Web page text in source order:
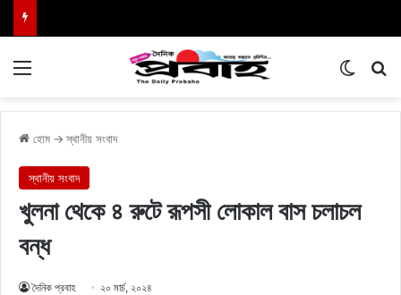
হোম → স্থানীয় সংবাদ
স্থানীয় সংবাদ
খুলনা থেকে ৪ রুটে রূপসী লোকাল বাস চলাচল
বন্ধ
দৈনিক প্রবাহ ২০ মার্চ, ২০২৪